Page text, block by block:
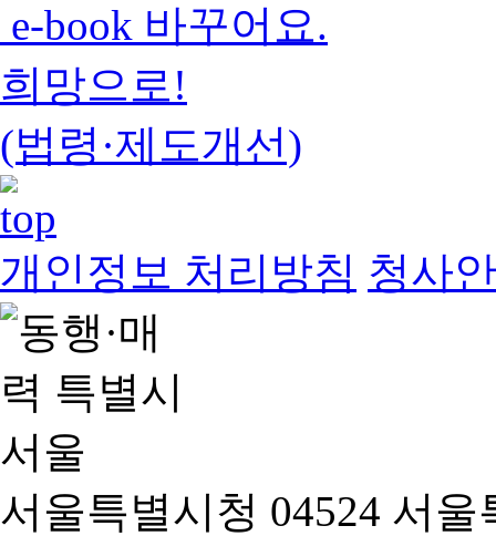
e-book 바꾸어요.
희망으로!
(법령·제도개선)
개인정보 처리방침 청사
서울특별시청 04524 서